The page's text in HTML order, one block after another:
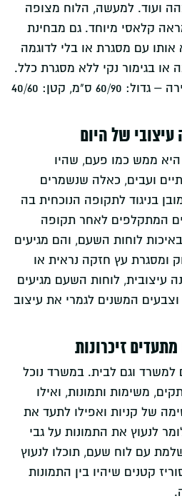
ועוד. למעשה, הלוח מצופה
קלאסי מיוחד. גם מבחינת
אותו עם מסגרת או בלי לדוגמה
או בגימור נקי ללא מסגרת כלל.
לרשותכם שני גדלים לבחירה – גדול: 60/90 ס"מ, קטן: 40/60
של היום
ממש כמו פעם, שהיו
ועבים, כאלה שנשמרים
בניגוד לתקופה הנוכחית בה
המתקלפים לאחר תקופה
לוחות השעם, והם מגיעים
ומסגרת עץ חזקה נראית או
עיצובית, לוחות השעם מגיעים
וצבעים המשנים לגמרי את עיצוב
זיכרונות
למשרד וגם לבית. במשרד נוכל
משימות ותמונות, ואילו
של קניות ואפילו לתעד את
לנעוץ את התמונות על גבי
עם לוח שעם, תוכלו לנעוץ
קטנים שיהיו בין התמונות